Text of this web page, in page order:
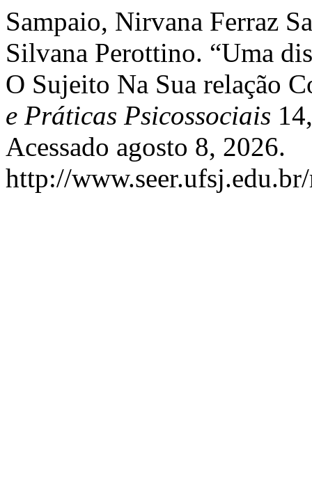
Sampaio, Nirvana Ferraz
Silvana Perottino. “Uma
O Sujeito Na Sua relação
e Práticas Psicossociais
Acessado agosto 8, 2026.
http://